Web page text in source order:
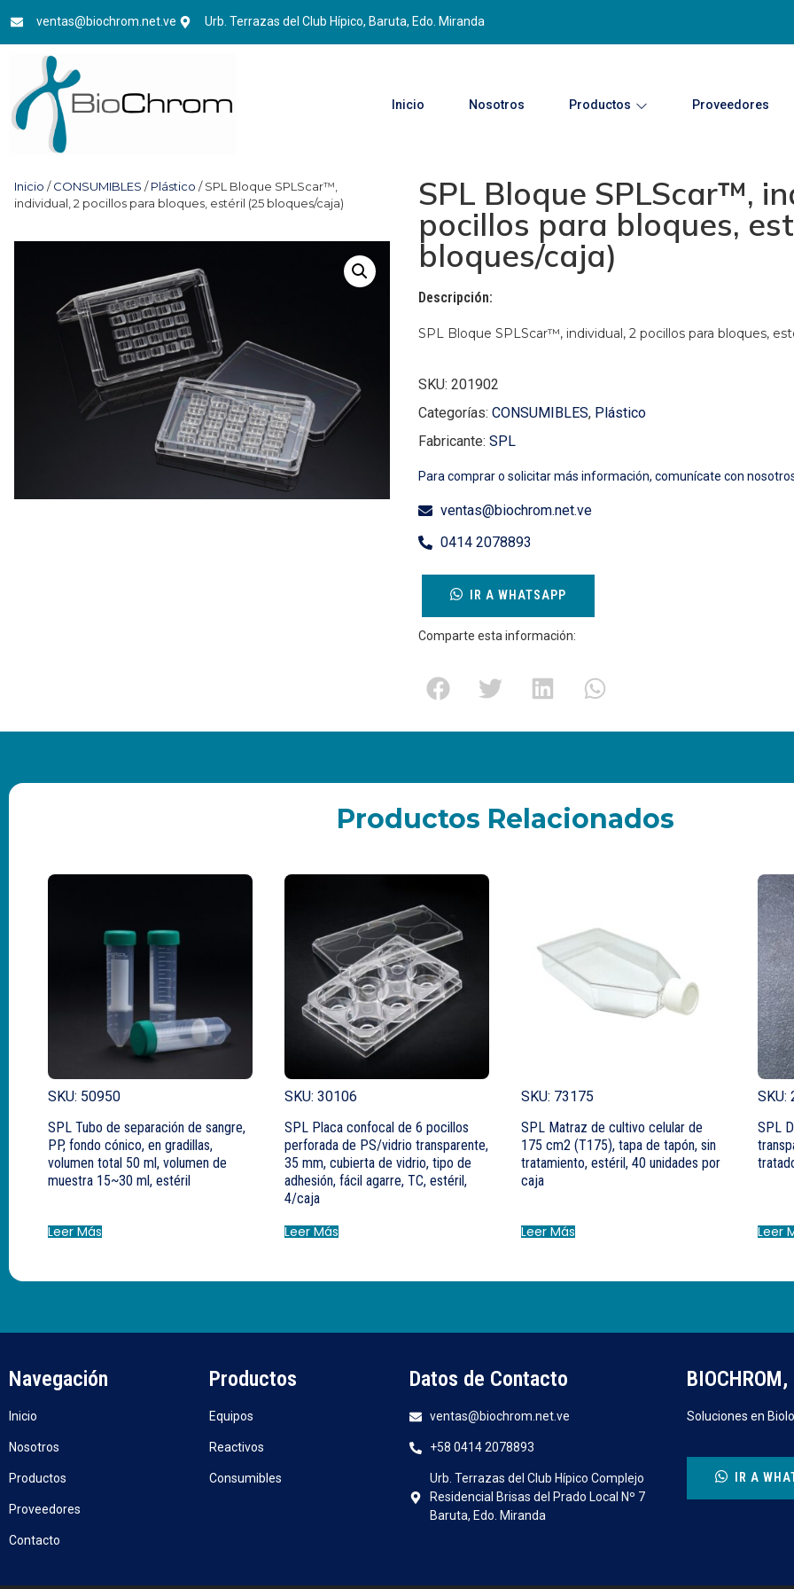
ventas@biochrom.net.ve Urb. Terrazas del Club Hípico, Baruta, Edo. Miranda
Inicio Nosotros Productos Proveedores
Inicio /CONSUMIBLES /Plástico / SPL Bloque SPLScar™,
individual, 2 pocillos para bloques, estéril (25 bloques/caja)
SPL Bloque SPLScar™,
pocillos para bloques,
bloques/caja)
Descripción:
SPL Bloque SPLScar™, individual, 2 pocillos para bloques,
SKU: 201902
Categorías: CONSUMIBLES, Plástico
Fabricante: SPL
Para comprar o solicitar más información, comunícate con
ventas@biochrom.net.ve
0414 2078893
IR A WHATSAPP
Comparte esta información:
Productos Relacionados
SKU: 50950
SPL Tubo de separación de sangre,
PP, fondo cónico, en gradillas,
volumen total 50 ml, volumen de
muestra 15~30 ml, estéril
Leer Más
SKU: 30106
SPL Placa confocal de 6 pocillos
perforada de PS/vidrio transparente,
35 mm, cubierta de vidrio, tipo de
adhesión, fácil agarre, TC, estéril,
4/caja
Leer Más
SKU: 73175
SPL Matraz de cultivo celular de
175 cm2 (T175), tapa de tapón, sin
tratamiento, estéril, 40 unidades por
caja
Leer Más
SKU:
SPL
Leer
Navegación
Inicio
Nosotros
Productos
Proveedores
Contacto
Productos
Equipos
Reactivos
Consumibles
Datos de Contacto
ventas@biochrom.net.ve
+58 0414 2078893
Urb. Terrazas del Club Hípico Complejo
Residencial Brisas del Prado Local Nº 7
Baruta, Edo. Miranda
Soluciones en
IR A